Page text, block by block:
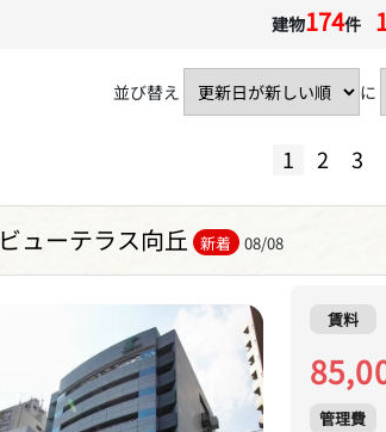
建物174件
並び替え に
1 2 3
ビューテラス向丘 新着 08/08
賃料
管理費